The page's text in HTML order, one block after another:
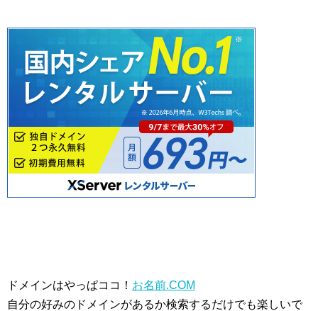
ドメインはやっぱココ！ お名前.COM
自分の好みのドメインがあるか検索するだけでも楽しいで